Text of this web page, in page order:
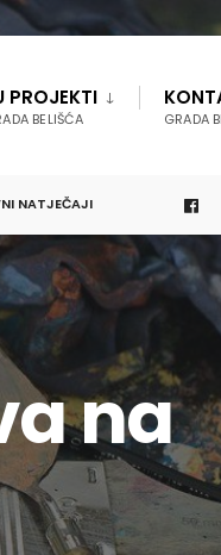
PROJEKTI
BELIŠĆA GRADA
NATJEČAJI
na